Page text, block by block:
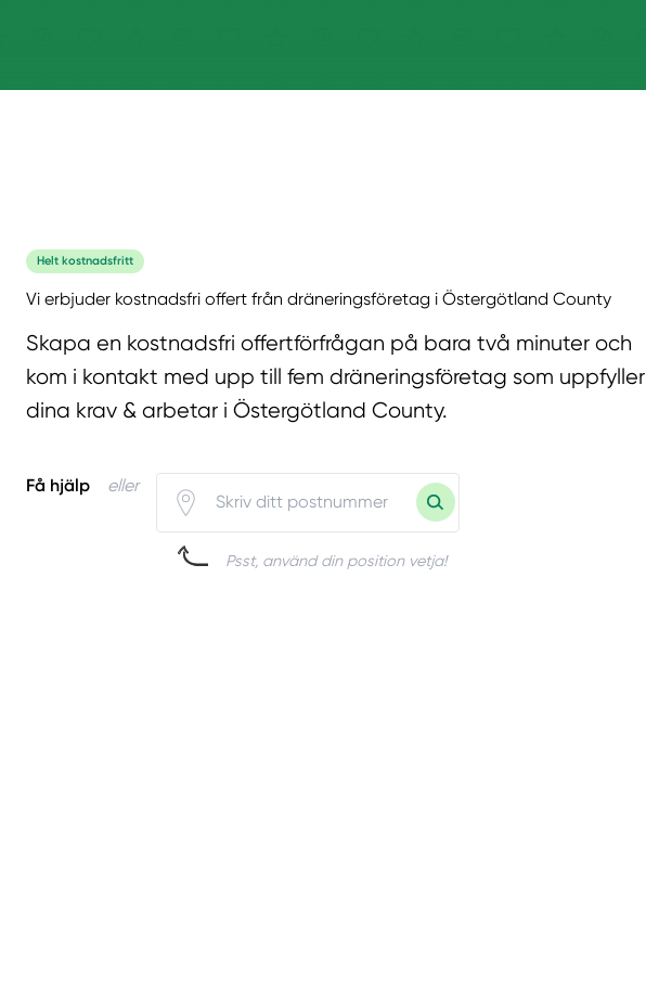
Helt kostnadsfritt
Vi erbjuder kostnadsfri offert från dräneringsföretag i Östergötland County
Skapa en kostnadsfri offertförfrågan på bara två minuter och
kom i kontakt med upp till fem dräneringsföretag som uppfyller
dina krav & arbetar i Östergötland County.
Få hjälp eller
Psst, använd din position vetja!